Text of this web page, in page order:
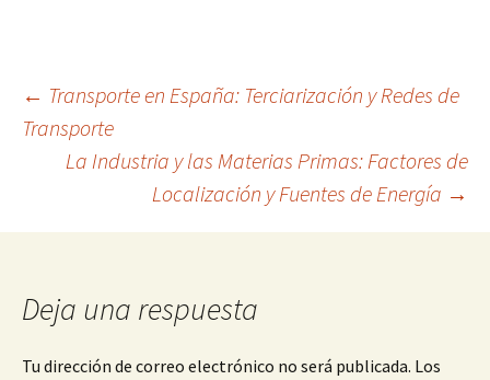
Navegación
entradas
← Transporte en España: Terciarización y Redes de
Transporte
La Industria y las Materias Primas: Factores de
Localización y Fuentes de Energía →
Deja una respuesta
Tu dirección de correo electrónico no será publicada. Los